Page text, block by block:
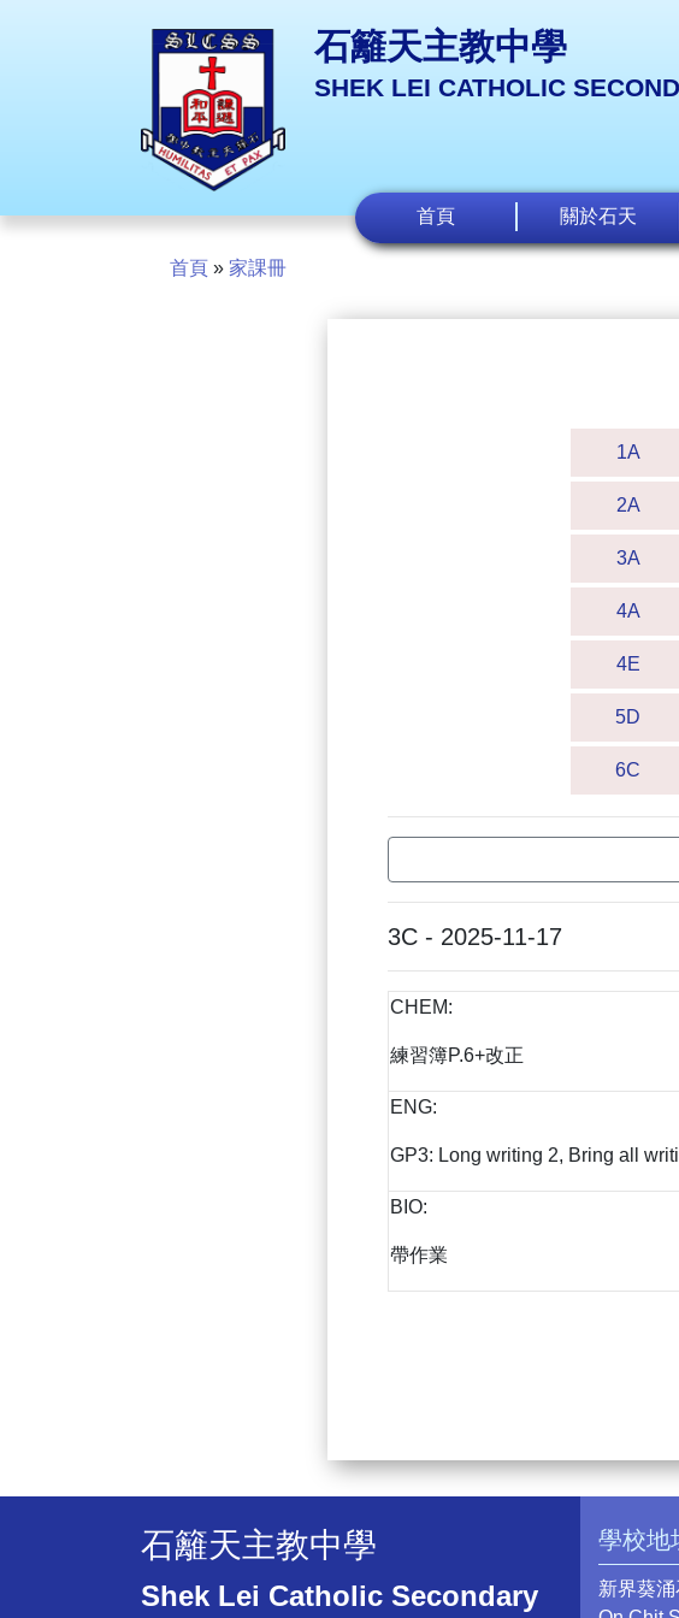
石籬天主教中學
SHEK LEI CATHOLIC
首頁 關於石天
首頁 » 家課冊
1A
2A
3A
4A
4E
5D
6C
3C - 2025-11-17
CHEM:
練習簿P.6+改正
ENG:
GP3: Long writing 2, Bring all
BIO:
帶作業
石籬天主教中學
Shek Lei Catholic Secondary
學校地
新界葵